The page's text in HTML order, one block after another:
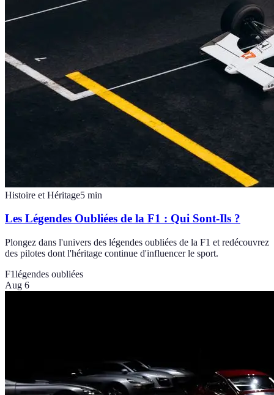
Histoire et Héritage5 min
Les Légendes Oubliées de la F1 : Qui Sont-Ils ?
Plongez dans l'univers des légendes oubliées de la F1 et redécouvrez
des pilotes dont l'héritage continue d'influencer le sport.
F1légendes oubliées
Aug 6